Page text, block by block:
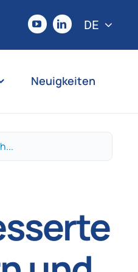
DE
Neuigkeiten